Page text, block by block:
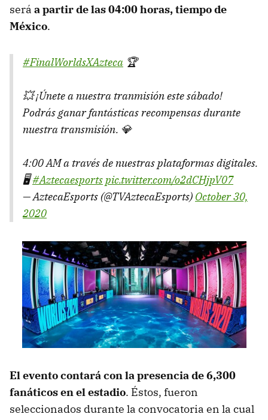
será a partir de las 04:00 horas, tiempo de
México.
#FinalWorldsXAzteca 🏆
💥 ¡Únete a nuestra tranmisión este sábado!
Podrás ganar fantásticas recompensas durante
nuestra transmisión. 💎
4:00 AM a través de nuestras plataformas digitales.
🖥#Aztecaesportspic.twitter.com/o2dCHjpV07
— AztecaEsports (@TVAztecaEsports) October 30,
2020
El evento contará con la presencia de 6,300
fanáticos en el estadio. Éstos, fueron
seleccionados durante la convocatoria en la cual